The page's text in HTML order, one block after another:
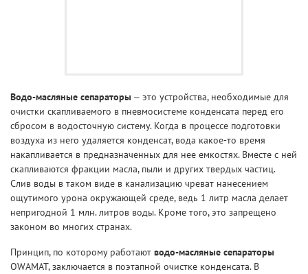
Водо-масляные сепараторы – это устройства, необходимые для
очистки скапливаемого в пневмосистеме конденсата перед его
сбросом в водосточную систему. Когда в процессе подготовки
воздуха из него удаляется конденсат, вода какое-то время
накапливается в предназначенных для нее емкостях. Вместе с ней
скапливаются фракции масла, пыли и других твердых частиц.
Слив воды в таком виде в канализацию чреват нанесением
ощутимого урона окружающей среде, ведь 1 литр масла делает
непригодной 1 млн. литров воды. Кроме того, это запрещено
законом во многих странах.
Принцип, по которому работают водо-масляные сепараторы
OWAMAT, заключается в поэтапной очистке конденсата. В